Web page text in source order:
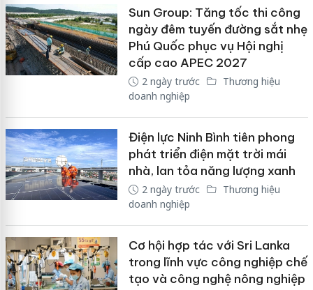
Sun Group: Tăng tốc thi công
ngày đêm tuyến đường sắt nhẹ
Phú Quốc phục vụ Hội nghị
cấp cao APEC 2027
2 ngày trước
Thương hiệu
doanh nghiệp
Điện lực Ninh Bình tiên phong
phát triển điện mặt trời mái
nhà, lan tỏa năng lượng xanh
2 ngày trước
Thương hiệu
doanh nghiệp
Cơ hội hợp tác với Sri Lanka
trong lĩnh vực công nghiệp chế
tạo và công nghệ nông nghiệp